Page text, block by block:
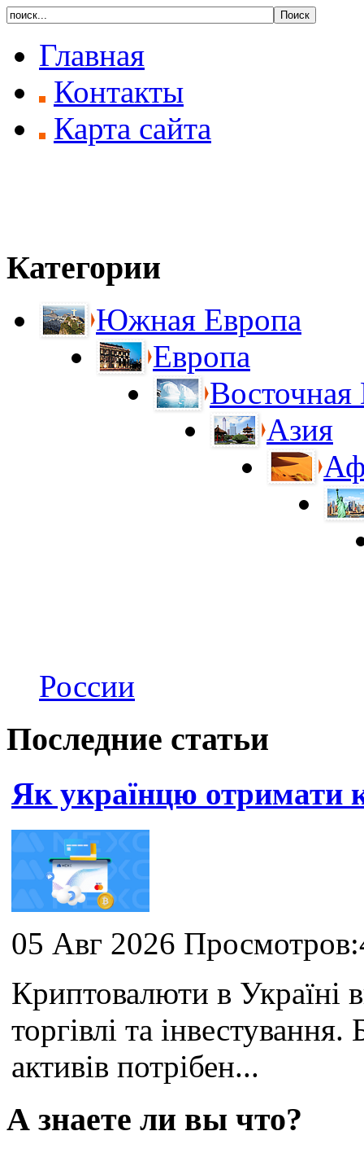
Главная
Контакты
Карта сайта
Категории
Южная Европа
Европа
Восточная
Азия
России
Последние статьи
Як українцю отримати
05 Авг 2026
Криптовалюти в Україні
торгівлі та
активів потрібен...
А знаете ли вы что?